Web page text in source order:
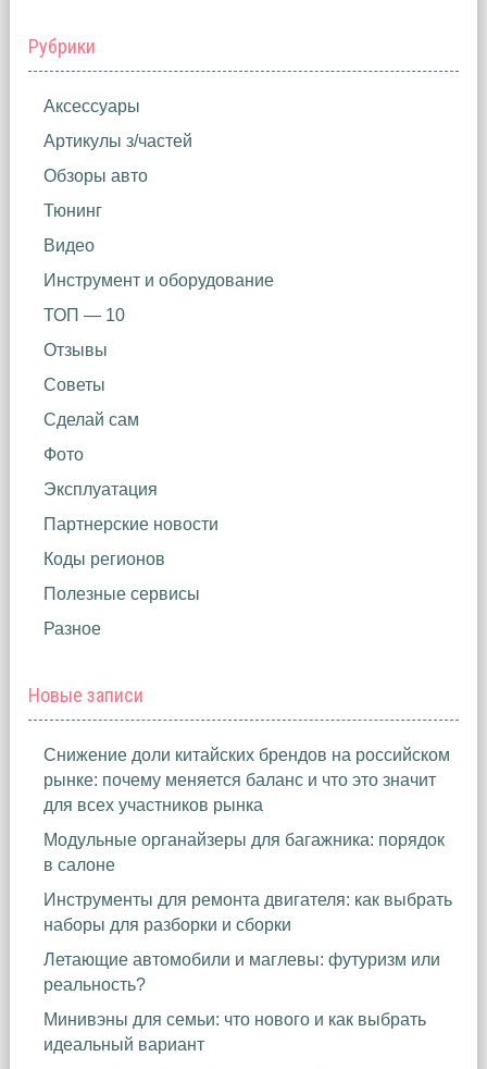
Рубрики
Аксессуары
Артикулы з/частей
Обзоры авто
Тюнинг
Видео
Инструмент и оборудование
ТОП — 10
Отзывы
Советы
Сделай сам
Фото
Эксплуатация
Партнерские новости
Коды регионов
Полезные сервисы
Разное
Новые записи
Снижение доли китайских брендов на российском
рынке: почему меняется баланс и что это значит
для всех участников рынка
Модульные органайзеры для багажника: порядок
в салоне
Инструменты для ремонта двигателя: как выбрать
наборы для разборки и сборки
Летающие автомобили и маглевы: футуризм или
реальность?
Минивэны для семьи: что нового и как выбрать
идеальный вариант